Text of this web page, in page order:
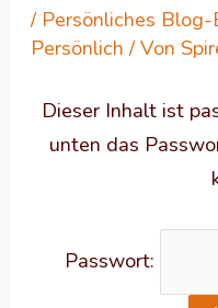
/ Persönliches Blog-
Persönlich / Von
Dieser Inhalt ist
unten das
Passwort: